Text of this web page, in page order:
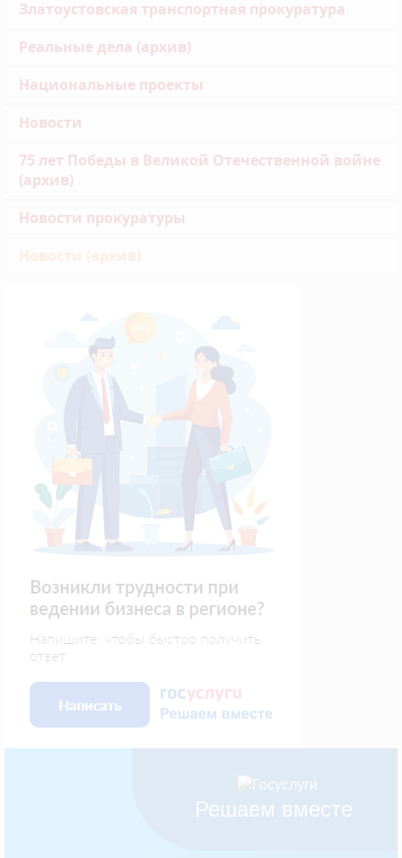
Златоустовская транспортная прокуратура
Реальные дела (архив)
Национальные проекты
Новости
75 лет Победы в Великой Отечественной войне
(архив)
Новости прокуратуры
Новости (архив)
Решаем вместе